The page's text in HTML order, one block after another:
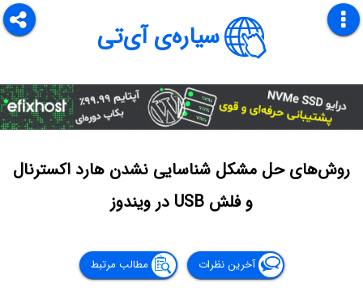
سیاره‌ی آی‌تی
روش‌های حل مشکل شناسایی نشدن هارد اکسترنال
و فلش USB در ویندوز
آخرین نظرات مطالب مرتبط